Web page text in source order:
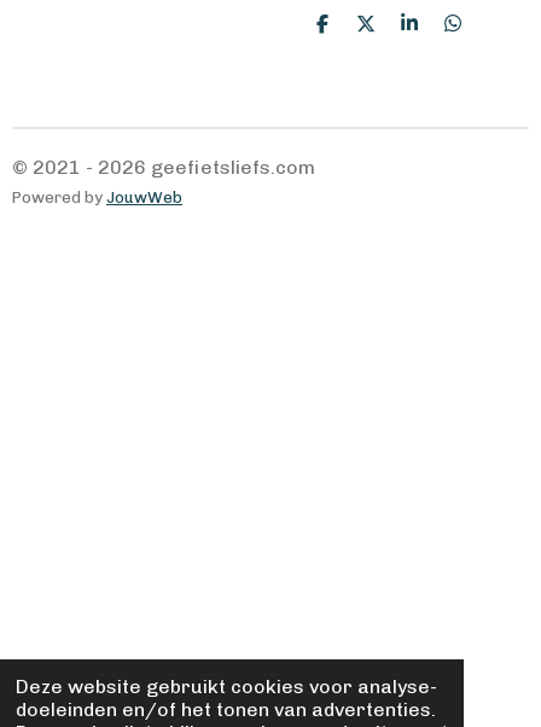
Deze website gebruikt cookies voor analyse-
doeleinden en/of het tonen van advertenties.
D
D
S
D
© 2021 - 2026 geefietsliefs.com
Powered byJouwWeb